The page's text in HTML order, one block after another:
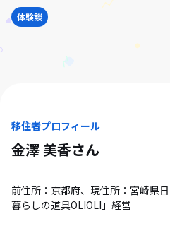
体験談
移住者プロフィール
金澤 美香さん
前住所：京都府、現住所：宮崎県
暮らしの道具OLIOLI」経営